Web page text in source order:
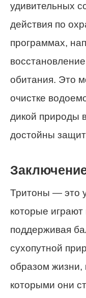
удивительных
действия по
программах,
обитания. Это
очистке
дикой природы
достойны
Тритоны — это
которые
поддерживая
сухопутной
образом жизни,
которыми они